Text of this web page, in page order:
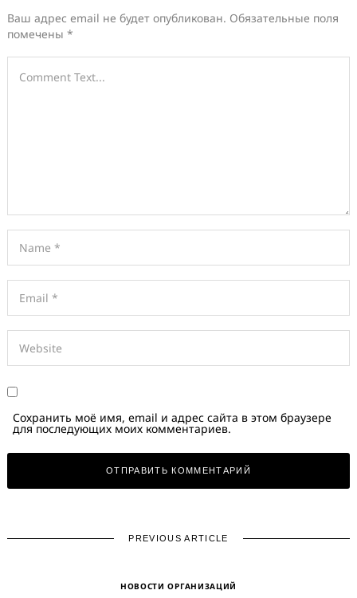
Ваш адрес email не будет опубликован. Обязательные поля
помечены *
Сохранить моё имя, email и адрес сайта в этом браузере
для последующих моих комментариев.
PREVIOUS ARTICLE
НОВОСТИ ОРГАНИЗАЦИЙ